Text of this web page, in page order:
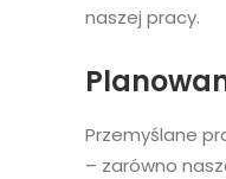
naszej pracy.
Przemyślane
– zarówno